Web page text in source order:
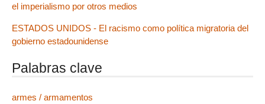
el imperialismo por otros medios
ESTADOS UNIDOS - El racismo como política migratoria del
gobierno estadounidense
Palabras clave
armes / armamentos